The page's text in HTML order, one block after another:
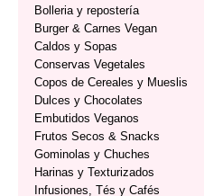
Bolleria y repostería
Burger & Carnes Vegan
Caldos y Sopas
Conservas Vegetales
Copos de Cereales y Mueslis
Dulces y Chocolates
Embutidos Veganos
Frutos Secos & Snacks
Gominolas y Chuches
Harinas y Texturizados
Infusiones, Tés y Cafés